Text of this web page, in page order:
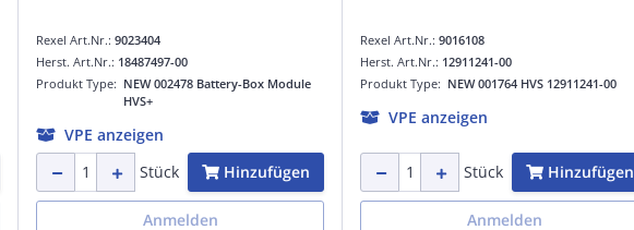
Rexel Art.Nr.: 9023404
Produkt Type: NEW 002478 Battery-Box Module
HVS+
Herst. Art.Nr.: 18487497-00
VPE anzeigen
Stück
Hinzufügen
Anmelden
Rexel Art.Nr.: 9016108
Produkt Type: NEW 001764 HVS 12911241-00
Herst. Art.Nr.: 12911241-00
VPE anzeigen
Stück Hinzufügen
Anmelden